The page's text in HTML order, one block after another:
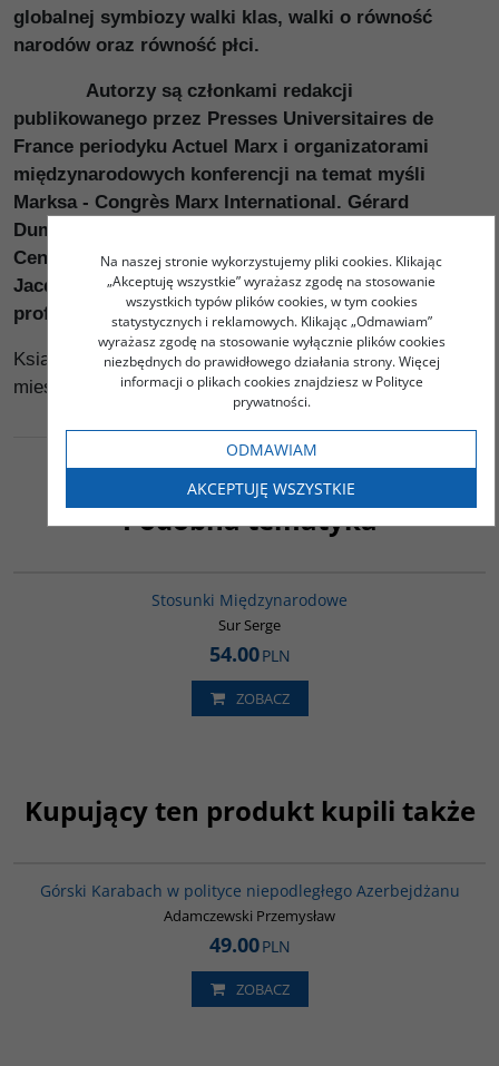
globalnej symbiozy walki klas, walki o równość
narodów oraz równość płci.
Autorzy są członkami redakcji
publikowanego przez Presses Universitaires de
France periodyku Actuel Marx i organizatorami
międzynarodowych konferencji na temat myśli
Marksa - Congrès Marx International. Gérard
Duménil jest ekonomistą, kierownikiem badań w
Centre National de la Recherche Scientifique.
Jacques Bidet jest filozofem, emerytowanym
profesorem na Uniwersytecie Paris-X.
Książka ukazała się pod patronatem medialnym
miesięcznika "Le Monde Diplomatique".
Podobna tematyka
Stosunki Międzynarodowe
Sur Serge
54.00PLN
ZOBACZ
Kupujący ten produkt kupili także
Górski Karabach w polityce niepodległego Azerbejdżanu
Adamczewski Przemysław
49.00PLN
ZOBACZ
Na naszej stronie wykorzystujemy pliki cookies. Klikając
„Akceptuję wszystkie” wyrażasz zgodę na stosowanie
wszystkich typów plików cookies, w tym cookies
statystycznych i reklamowych. Klikając „Odmawiam”
wyrażasz zgodę na stosowanie wyłącznie plików cookies
niezbędnych do prawidłowego działania strony. Więcej
informacji o plikach cookies znajdziesz w Polityce
prywatności.
ODMAWIAM
AKCEPTUJĘ WSZYSTKIE